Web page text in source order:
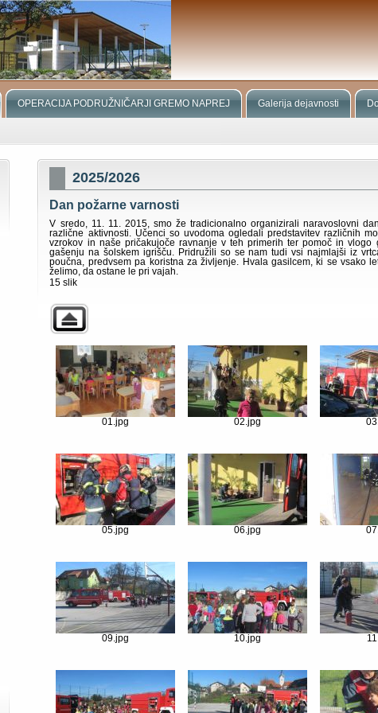
OPERACIJA PODRUŽNIČARJI GREMO NAPREJ Galerija dejavnosti
2025/2026
Dan požarne varnosti
V sredo, 11. 11. 2015, smo že tradicionalno organizirali naravoslovni
različne aktivnosti. Učenci so uvodoma ogledali predstavitev različnih
vzrokov in naše pričakujoče ravnanje v teh primerih ter pomoč in
gašenju na šolskem igrišču. Pridružili so se nam tudi vsi najmlajši iz
poučna, predvsem pa koristna za življenje. Hvala gasilcem, ki se vsako
želimo, da ostane le pri vajah.
15 slik
01.jpg 02.jpg
05.jpg 06.jpg
09.jpg 10.jpg